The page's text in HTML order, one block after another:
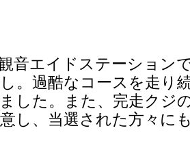
音エイドステーション
。過酷なコースを走り
した。また、完走クジ
し、当選された方々に